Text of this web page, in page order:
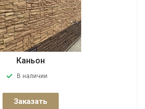
Каньон
В наличии
Заказать